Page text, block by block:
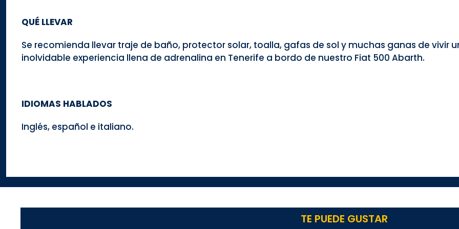
QUÉ LLEVAR
Se recomienda llevar traje de baño, protector solar, toalla, gafas de sol y muchas ganas de vivir
inolvidable experiencia llena de adrenalina en Tenerife a bordo de nuestro Fiat 500 Abarth.
IDIOMAS HABLADOS
Inglés, español e italiano.
TE PUEDE GUSTAR